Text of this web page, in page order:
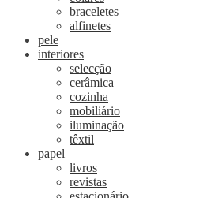
braceletes
alfinetes
pele
interiores
selecção
cerâmica
cozinha
mobiliário
iluminação
têxtil
papel
livros
revistas